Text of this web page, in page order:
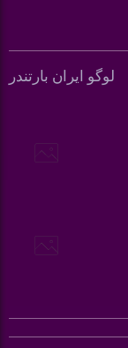
لوگو ایران بارتندر